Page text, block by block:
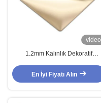
video
1.2mm Kalınlık Dekoratif
304 Altın Gül Altın Mavi Mor
En İyi Fiyatı Alın